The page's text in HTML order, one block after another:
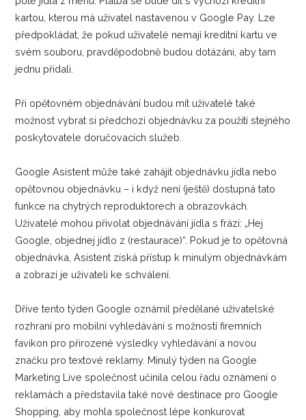
kartou, kterou má uživatel nastavenou v Google Pay. Lze
předpokládat, že pokud uživatelé nemají kreditní kartu ve
svém souboru, pravděpodobně budou dotázáni, aby tam
jednu přidali.
Při opětovném objednávání budou mít uživatelé také
možnost vybrat si předchozí objednávku za použití stejného
poskytovatele doručovacích služeb.
Google Asistent může také zahájit objednávku jídla nebo
opětovnou objednávku – i když není (ještě) dostupná tato
funkce na chytrých reproduktorech a obrazovkách.
Uživatelé mohou přivolat objednávání jídla s frází: „Hej
Google, objednej jídlo z (restaurace)“. Pokud je to opětovná
objednávka, Asistent získá přístup k minulým objednávkám
a zobrazí je uživateli ke schválení.
Dříve tento týden Google oznámil předělané uživatelské
rozhraní pro mobilní vyhledávání s možností firemních
favikon pro přirozené výsledky vyhledávání a novou
značku pro textové reklamy. Minulý týden na Google
Marketing Live společnost učinila celou řadu oznámení o
reklamách a představila také nové destinace pro Google
Shopping, aby mohla společnost lépe konkurovat